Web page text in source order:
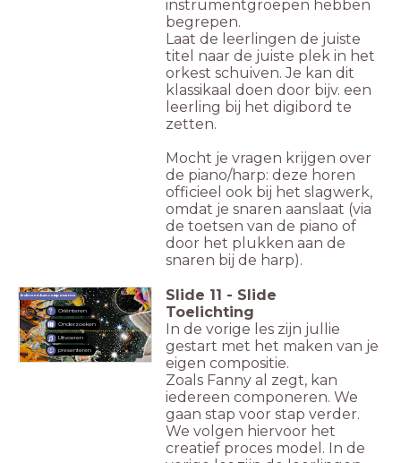
instrumentgroepen hebben
begrepen.
Laat de leerlingen de juiste
titel naar de juiste plek in het
orkest schuiven. Je kan dit
klassikaal doen door bijv. een
leerling bij het digibord te
zetten.
Mocht je vragen krijgen over
de piano/harp: deze horen
officieel ook bij het slagwerk,
omdat je snaren aanslaat (via
de toetsen van de piano of
door het plukken aan de
snaren bij de harp).
Oriënteren
Onderzoeken
Uitvoeren
presenteren
Iedereen kan componeren Slide 11 - Slide
Toelichting
In de vorige les zijn jullie
gestart met het maken van je
eigen compositie.
Zoals Fanny al zegt, kan
iedereen componeren. We
gaan stap voor stap verder.
We volgen hiervoor het
creatief proces model. In de